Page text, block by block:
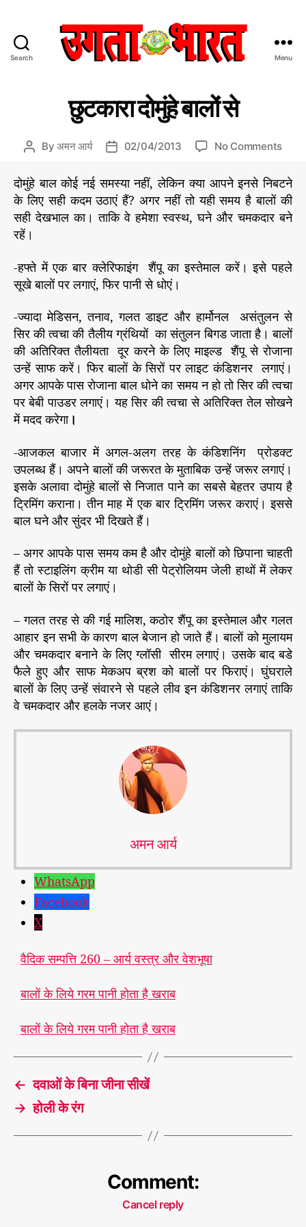
Search
ता
भा
त
दी
स
मा
प
त्र
Menu
r
i
e
s
सं
पा
द
की
य
छुटकारा दोमुंहे बालों से
P
s
t
a
u
t
o
r
Byअमन आर्य
P
s
t
d
a
02/04/2013 No Commentso
छु
ट
का
रा
हे
से
दोमुंहे बाल कोई नई समस्या नहीं, लेकिन क्या आपने इनसे निबटने
के लिए सही कदम उठाएं हैं? अगर नहीं तो यही समय है बालों की
सही देखभाल का। ताकि वे हमेशा स्वस्थ, घने और चमकदार बने
रहें।
-हफ्ते में एक बार क्लेरिफाइंग शैंपू का इस्तेमाल करें। इसे पहले
सूखे बालों पर लगाएं, फिर पानी से धोएं।
-ज्यादा मेडिसन, तनाव, गलत डाइट और हार्मोनल असंतुलन से
सिर की त्वचा की तैलीय ग्रंथियों का संतुलन बिगड जाता है। बालों
की अतिरिक्त तैलीयता दूर करने के लिए माइल्ड शैंपू से रोजाना
उन्हें साफ करें। फिर बालों के सिरों पर लाइट कंडिशनर लगाएं।
अगर आपके पास रोजाना बाल धोने का समय न हो तो सिर की त्वचा
पर बेबी पाउडर लगाएं। यह सिर की त्वचा से अतिरिक्त तेल सोखने
में मदद करेगा।
-आजकल बाजार में अगल-अलग तरह के कंडिशनिंग प्रोडक्ट
उपलब्ध हैं। अपने बालों की जरूरत के मुताबिक उन्हें जरूर लगाएं।
इसके अलावा दोमुंहे बालों से निजात पाने का सबसे बेहतर उपाय है
ट्रिमिंग कराना। तीन माह में एक बार ट्रिमिंग जरूर कराएं। इससे
बाल घने और सुंदर भी दिखते हैं।
– अगर आपके पास समय कम है और दोमुंहे बालों को छिपाना चाहती
हैं तो स्टाइलिंग क्रीम या थोडी सी पेट्रोलियम जेली हाथों में लेकर
बालों के सिरों पर लगाएं।
– गलत तरह से की गई मालिश, कठोर शैंपू का इस्तेमाल और गलत
आहार इन सभी के कारण बाल बेजान हो जाते हैं। बालों को मुलायम
और चमकदार बनाने के लिए ग्लॉसी सीरम लगाएं। उसके बाद बडे
फैले हुए और साफ मेकअप ब्रश को बालों पर फिराएं। घुंघराले
बालों के लिए उन्हें संवारने से पहले लीव इन कंडिशनर लगाएं ताकि
वे चमकदार और हलके नजर आएं।
अमन आर्य
WhatsApp
Facebook
X
वैदिक सम्पत्ति 260 – आर्य वस्त्र और वेशभूषा
बालों के लिये गरम पानी होता है खराब
बालों के लिये गरम पानी होता है खराब
← दवाओं के बिना जीना सीखें
→ होली के रंग
Comment:
Cancel reply